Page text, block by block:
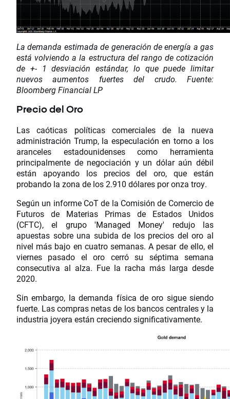
La demanda estimada de generación de energía a gas
está volviendo a la estructura del rango de cotización
de +- 1 desviación estándar, lo que puede limitar
nuevos aumentos fuertes del crudo. Fuente:
Bloomberg Financial LP
Precio del Oro
Las caóticas políticas comerciales de la nueva
administración Trump, la especulación en torno a los
aranceles estadounidenses como herramienta
principalmente de negociación y un dólar aún débil
están apoyando los precios del oro, que están
probando la zona de los 2.910 dólares por onza troy.
Según un informe CoT de la Comisión de Comercio de
Futuros de Materias Primas de Estados Unidos
(CFTC), el grupo 'Managed Money' redujo las
apuestas sobre una subida de los precios del oro al
nivel más bajo en cuatro semanas. A pesar de ello, el
viernes pasado el oro cerró su séptima semana
consecutiva al alza. Fue la racha más larga desde
2020.
Sin embargo, la demanda física de oro sigue siendo
fuerte. Las compras netas de los bancos centrales y la
industria joyera están creciendo significativamente.